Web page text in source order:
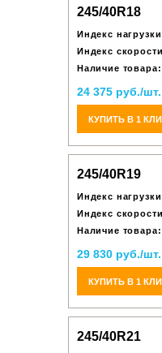
245/40R18
Индекс
Индекс
Наличие товара:
24 375 руб./шт.
КУПИТЬ В 1
245/40R19
Индекс
Индекс
Наличие товара:
29 830 руб./шт.
КУПИТЬ В 1
245/40R21